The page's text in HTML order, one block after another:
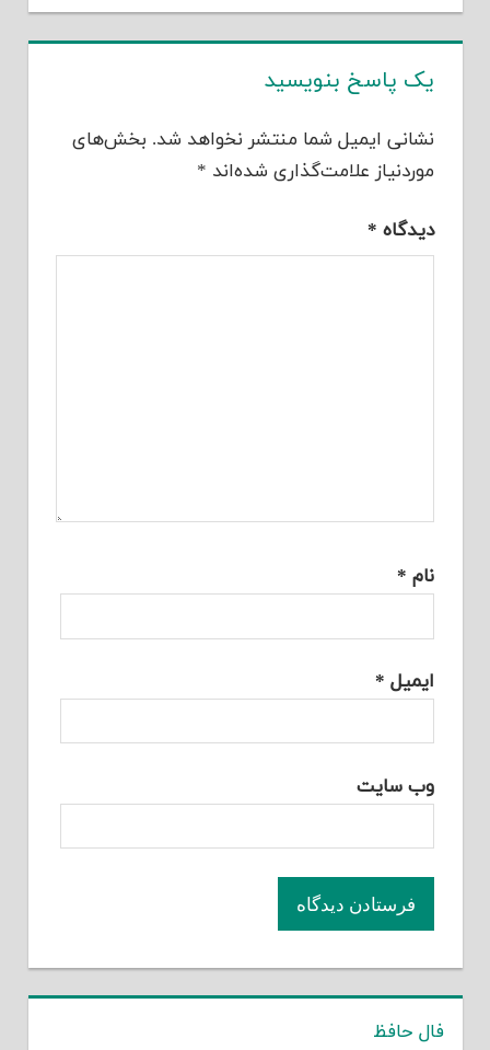
یک پاسخ بنویسید
نشانی ایمیل شما منتشر نخواهد شد. بخش‌های
موردنیاز علامت‌گذاری شده‌اند *
دیدگاه *
نام *
ایمیل *
وب‌ سایت
فال حافظ